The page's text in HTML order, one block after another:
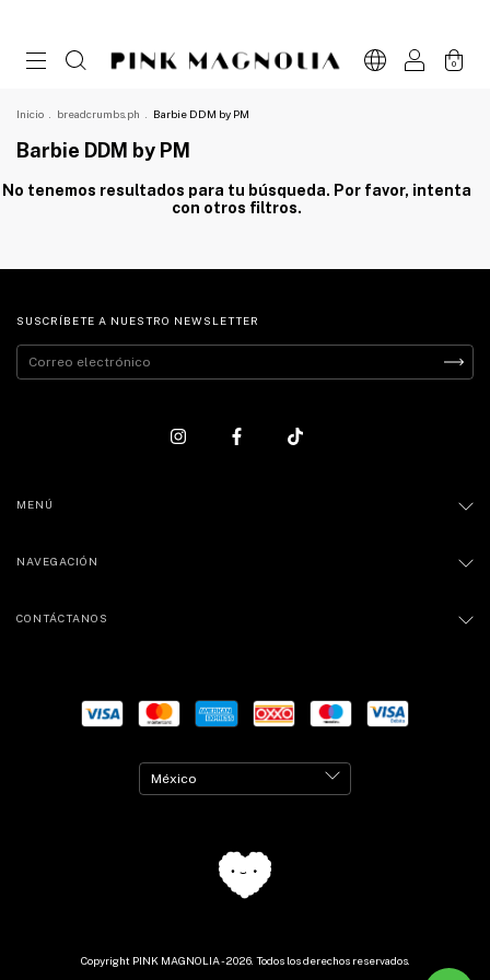
0
Inicio . breadcrumbs.ph . Barbie DDM by PM
Barbie DDM by PM
No tenemos resultados para tu búsqueda. Por favor, intenta
con otros filtros.
SUSCRÍBETE A NUESTRO NEWSLETTER
MENÚ
NAVEGACIÓN
CONTÁCTANOS
Copyright PINK MAGNOLIA - 2026. Todos los derechos reservados.